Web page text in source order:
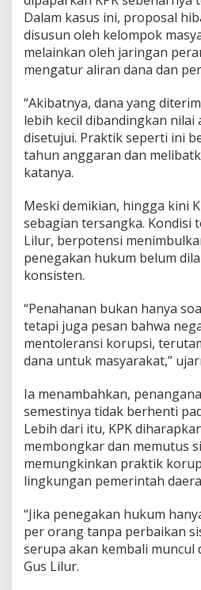
!
Dalam kasus ini, proposal
disusun oleh kelompok
melainkan oleh jaringan
mengatur aliran dana dan
“Akibatnya, dana yang
lebih kecil dibandingkan nilai
disetujui. Praktik seperti ini
tahun anggaran dan
katanya.
Meski demikian, hingga kini
sebagian tersangka. Kondisi
Lilur, berpotensi
penegakan hukum belum
konsisten.
“Penahanan bukan hanya
tetapi juga pesan bahwa
mentoleransi korupsi,
dana untuk masyarakat,”
Ia menambahkan,
semestinya tidak berhenti
Lebih dari itu, KPK
membongkar dan memutus
memungkinkan praktik
lingkungan pemerintah
“Jika penegakan hukum
per orang tanpa perbaikan
serupa akan kembali muncul
Gus Lilur.